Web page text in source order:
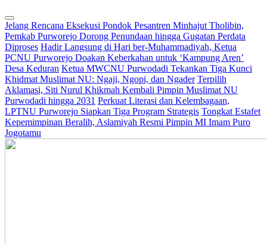
Jelang Rencana Eksekusi Pondok Pesantren Minhajut Tholibin,
Pemkab Purworejo Dorong Penundaan hingga Gugatan Perdata
Diproses Hadir Langsung di Hari ber-Muhammadiyah, Ketua
PCNU Purworejo Doakan Keberkahan untuk ‘Kampung Aren’
Desa Keduran Ketua MWCNU Purwodadi Tekankan Tiga Kunci
Khidmat Muslimat NU: Ngaji, Ngopi, dan Ngader Terpilih
Aklamasi, Siti Nurul Khikmah Kembali Pimpin Muslimat NU
Purwodadi hingga 2031 Perkuat Literasi dan Kelembagaan,
LPTNU Purworejo Siapkan Tiga Program Strategis Tongkat Estafet
Kepemimpinan Beralih, Aslamiyah Resmi Pimpin MI Imam Puro
Jogotamu